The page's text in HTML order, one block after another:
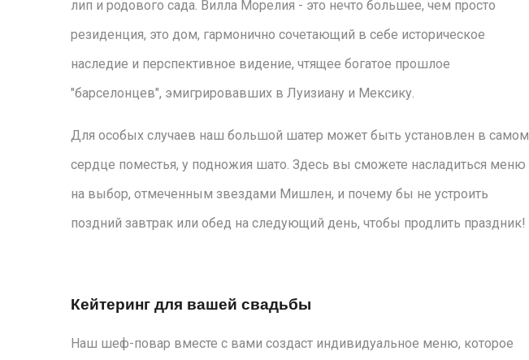
лип и родового сада. Вилла Морелия - это нечто большее, чем просто
резиденция, это дом, гармонично сочетающий в себе историческое
наследие и перспективное видение, чтящее богатое прошлое
"барселонцев", эмигрировавших в Луизиану и Мексику.
Для особых случаев наш большой шатер может быть установлен в самом
сердце поместья, у подножия шато. Здесь вы сможете насладиться меню
на выбор, отмеченным звездами Мишлен, и почему бы не устроить
поздний завтрак или обед на следующий день, чтобы продлить праздник!
Кейтеринг для вашей свадьбы
Наш шеф-повар вместе с вами создаст индивидуальное меню, которое